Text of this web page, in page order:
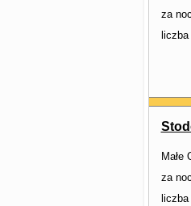
za
Małe
za